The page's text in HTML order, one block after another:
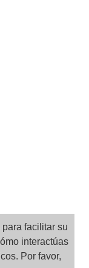
facilitar su
interactúas
Por favor,